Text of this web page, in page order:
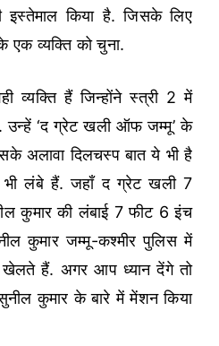
इस्तेमाल किया है. जिसके लिए
एक व्यक्ति को चुना.
व्यक्ति हैं जिन्होंने स्त्री 2 में
उन्हें ‘द ग्रेट खली ऑफ जम्मू’ के
अलावा दिलचस्प बात ये भी है
लंबे हैं. जहाँ द ग्रेट खली 7
कुमार की लंबाई 7 फीट 6 इंच
कुमार जम्मू-कश्मीर पुलिस में
हैं. अगर आप ध्यान देंगे तो
कुमार के बारे में मेंशन किया